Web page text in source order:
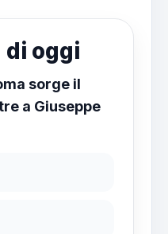
di oggi
sorge il
a Giuseppe